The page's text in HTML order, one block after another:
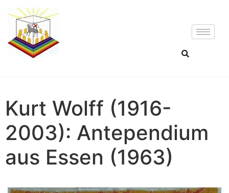
Kurt Wolff (1916-
2003): Antependium
aus Essen (1963)